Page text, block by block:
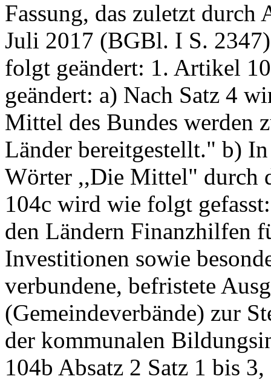
Fassung, das zuletzt durch
Juli 2017 (BGBl. I S.
folgt geändert: 1. Artikel
geändert: a) Nach Satz 4
Mittel des Bundes werden
Länder bereitgestellt." b)
Wörter ,,Die Mittel" durch
104c wird wie folgt
den Ländern Finanzhilfen
Investitionen sowie
verbundene, befristete
(Gemeindeverbände) zur
der kommunalen
104b Absatz 2 Satz 1 bis